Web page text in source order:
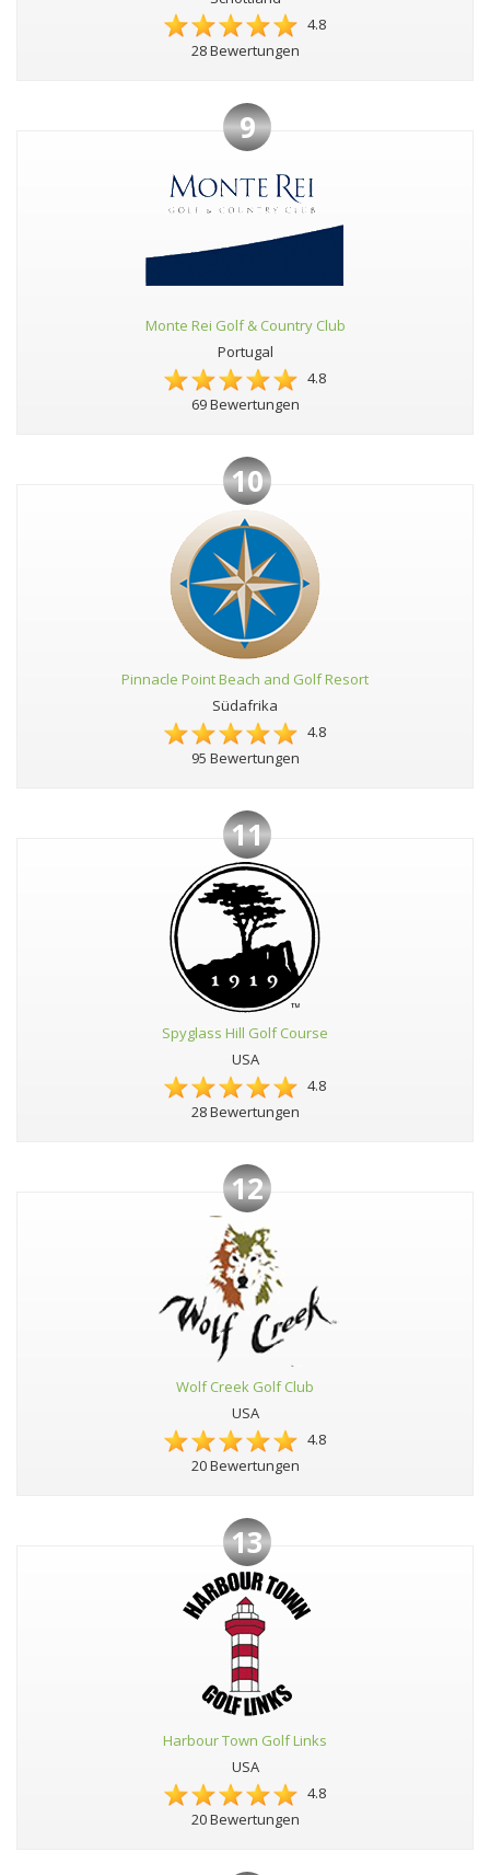
4.8
28 Bewertungen
9
Monte Rei Golf & Country Club
Portugal
4.8
69 Bewertungen
10
Pinnacle Point Beach and Golf Resort
Südafrika
4.8
95 Bewertungen
11
Spyglass Hill Golf Course
USA
4.8
28 Bewertungen
12
Wolf Creek Golf Club
USA
4.8
20 Bewertungen
13
Harbour Town Golf Links
USA
4.8
20 Bewertungen